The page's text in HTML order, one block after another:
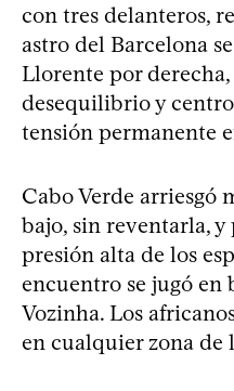
con tres delanteros,
astro del Barcelona
Llorente por
desequilibrio y
tensión permanente
Cabo Verde arriesgó
bajo, sin reventarla,
presión alta de los
encuentro se jugó en
Vozinha. Los
en cualquier zona de